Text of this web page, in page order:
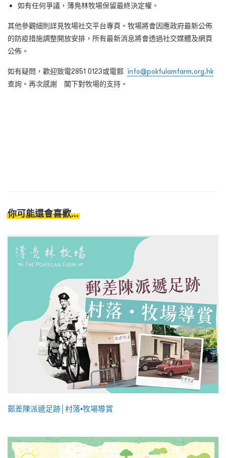
如有任何爭議，薄鳧林牧場保留最終決定權。
其他參觀細則詳見牧場社交平台專頁。牧場將會因應政府最新公佈
的防疫措施調整開放安排，所有最新消息將會透過社交媒體及網頁
公佈。
如有疑問，歡迎致電2851 0123或電郵 info@pokfulamfarm.org.hk
查詢。再次感謝 閣下對牧場的支持。
你可能還會喜歡...
郵差陳派遞足跡│村落•牧場導賞